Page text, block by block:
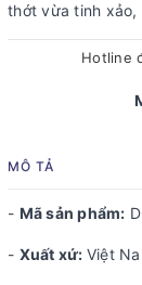
thớt vừa tinh xảo,
Hotline
MÔ TẢ
- Mã sản phẩm:
- Xuất xứ: Việt